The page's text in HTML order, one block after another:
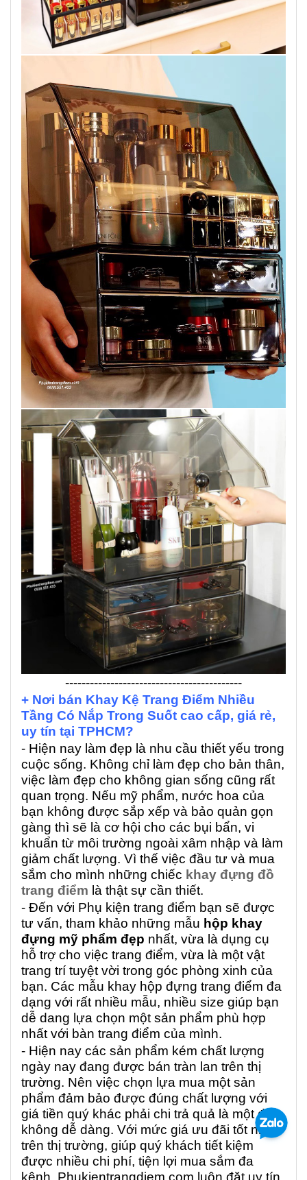
-------------------------------------------
+ Nơi bán Khay Kệ Trang Điểm Nhiều
Tầng Có Nắp Trong Suốt cao cấp, giá rẻ,
uy tín tại TPHCM?
- Hiện nay làm đẹp là nhu cầu thiết yếu trong
cuộc sống. Không chỉ làm đẹp cho bản thân,
việc làm đẹp cho không gian sống cũng rất
quan trọng. Nếu mỹ phẩm, nước hoa của
bạn không được sắp xếp và bảo quản gọn
gàng thì sẽ là cơ hội cho các bụi bẩn, vi
khuẩn từ môi trường ngoài xâm nhập và làm
giảm chất lượng. Vì thế việc đầu tư và mua
sắm cho mình những chiếc khay đựng đồ
trang điểm là thật sự cần thiết.
- Đến với Phụ kiện trang điểm bạn sẽ được
tư vấn, tham khảo những mẫu hộp khay
đựng mỹ phẩm đẹp nhất, vừa là dụng cụ
hỗ trợ cho việc trang điểm, vừa là một vật
trang trí tuyệt vời trong góc phòng xinh của
bạn. Các mẫu khay hộp đựng trang điểm đa
dạng với rất nhiều mẫu, nhiều size giúp bạn
dễ dang lựa chọn một sản phẩm phù hợp
nhất với bàn trang điểm của mình.
- Hiện nay các sản phẩm kém chất lượng
ngày nay đang được bán tràn lan trên thị
trường. Nên việc chọn lựa mua một sản
phẩm đảm bảo được đúng chất lượng với
giá tiền quý khác phải chi trả quả là một điều
không dễ dàng. Với mức giá ưu đãi tốt nhất
trên thị trường, giúp quý khách tiết kiệm
được nhiều chi phí, tiện lợi mua sắm đa